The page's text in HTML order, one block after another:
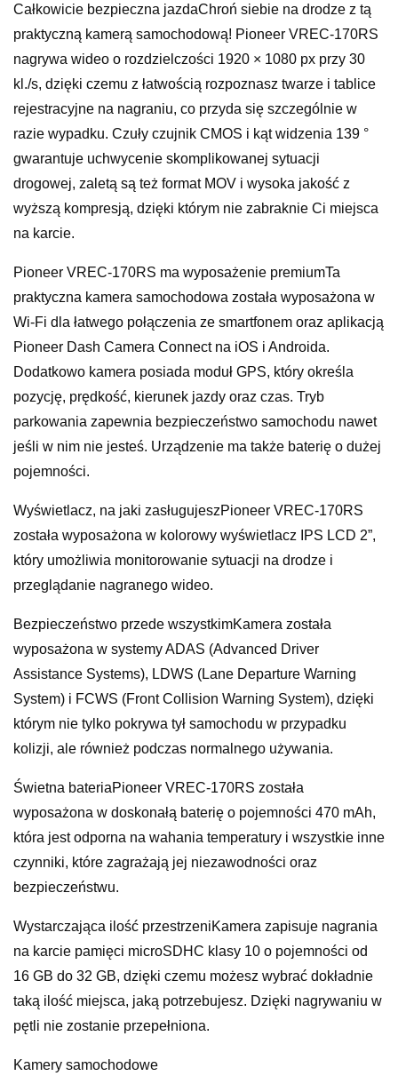
Całkowicie bezpieczna jazdaChroń siebie na drodze z tą
praktyczną kamerą samochodową! Pioneer VREC-170RS
nagrywa wideo o rozdzielczości 1920 × 1080 px przy 30
kl./s, dzięki czemu z łatwością rozpoznasz twarze i tablice
rejestracyjne na nagraniu, co przyda się szczególnie w
razie wypadku. Czuły czujnik CMOS i kąt widzenia 139 °
gwarantuje uchwycenie skomplikowanej sytuacji
drogowej, zaletą są też format MOV i wysoka jakość z
wyższą kompresją, dzięki którym nie zabraknie Ci miejsca
na karcie.
Pioneer VREC-170RS ma wyposażenie premiumTa
praktyczna kamera samochodowa została wyposażona w
Wi-Fi dla łatwego połączenia ze smartfonem oraz aplikacją
Pioneer Dash Camera Connect na iOS i Androida.
Dodatkowo kamera posiada moduł GPS, który określa
pozycję, prędkość, kierunek jazdy oraz czas. Tryb
parkowania zapewnia bezpieczeństwo samochodu nawet
jeśli w nim nie jesteś. Urządzenie ma także baterię o dużej
pojemności.
Wyświetlacz, na jaki zasługujeszPioneer VREC-170RS
została wyposażona w kolorowy wyświetlacz IPS LCD 2”,
który umożliwia monitorowanie sytuacji na drodze i
przeglądanie nagranego wideo.
Bezpieczeństwo przede wszystkimKamera została
wyposażona w systemy ADAS (Advanced Driver
Assistance Systems), LDWS (Lane Departure Warning
System) i FCWS (Front Collision Warning System), dzięki
którym nie tylko pokrywa tył samochodu w przypadku
kolizji, ale również podczas normalnego używania.
Świetna bateriaPioneer VREC-170RS została
wyposażona w doskonałą baterię o pojemności 470 mAh,
która jest odporna na wahania temperatury i wszystkie inne
czynniki, które zagrażają jej niezawodności oraz
bezpieczeństwu.
Wystarczająca ilość przestrzeniKamera zapisuje nagrania
na karcie pamięci microSDHC klasy 10 o pojemności od
16 GB do 32 GB, dzięki czemu możesz wybrać dokładnie
taką ilość miejsca, jaką potrzebujesz. Dzięki nagrywaniu w
pętli nie zostanie przepełniona.
Kamery samochodowe